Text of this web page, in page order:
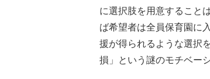
に選択肢を用意すること
ば希望者は全員保育園に
援が得られるような選択
損」という謎のモチベー